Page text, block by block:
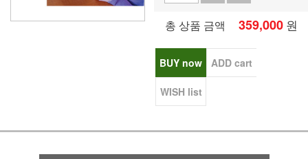
총 상품 금액 359,000 원
BUY now ADD cart
WISH list